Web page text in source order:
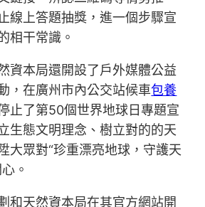
線上答題抽獎，進一個步驟宣
相干常識。
資本局還開設了戶外媒體公益
，在廣州市內公交站候車包養
止了第50個世界地球日專題宣
生態文明理念、樹立對的的天
大眾對“珍重漂亮地球，守護天
。
和天然資本局在其官方網站開